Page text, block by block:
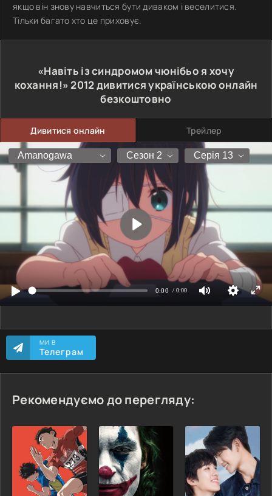
якщо він знову навчиться бути диваком і веселитися.
Тільки багато хто це приховує.
«Навіть із синдромом чюнібьо я хочу
кохання!»2012дивитися українською онлайн
безкоштовно
Дивитися онлайн Трейлер
МИ В
Телеграм
Рекомендуємо до перегляду: